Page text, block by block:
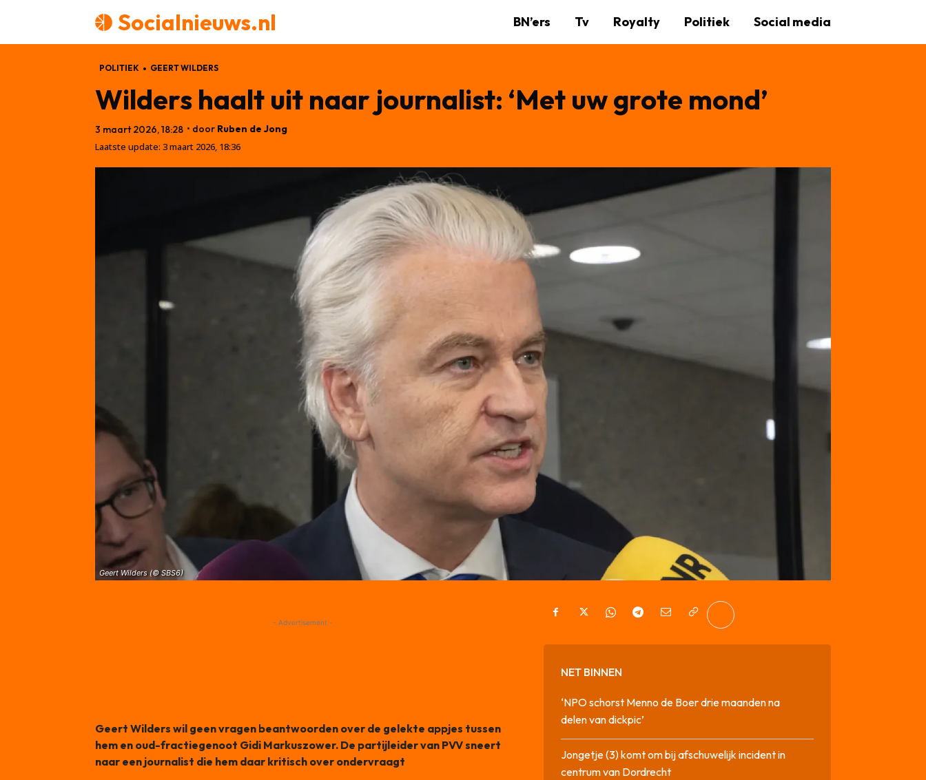
Socialnieuws.nl BN’ers Tv Royalty Politiek Social media
POLITIEK GEERT WILDERS
Wilders haalt uit naar journalist: ‘Met uw grote mond’
3 maart 2026, 18:28 • door Ruben de Jong
Laatste update: 3 maart 2026, 18:36
Geert Wilders (© SBS6)
- Advertisement -
Geert Wilders wil geen vragen beantwoorden over de gelekte appjes tussen
hem en oud-fractiegenoot Gidi Markuszower. De partijleider van PVV sneert
naar een journalist die hem daar kritisch over ondervraagt
NET BINNEN
‘NPO schorst Menno de Boer drie maanden na
delen van dickpic’
Jongetje (3) komt om bij afschuwelijk incident in
centrum van Dordrecht